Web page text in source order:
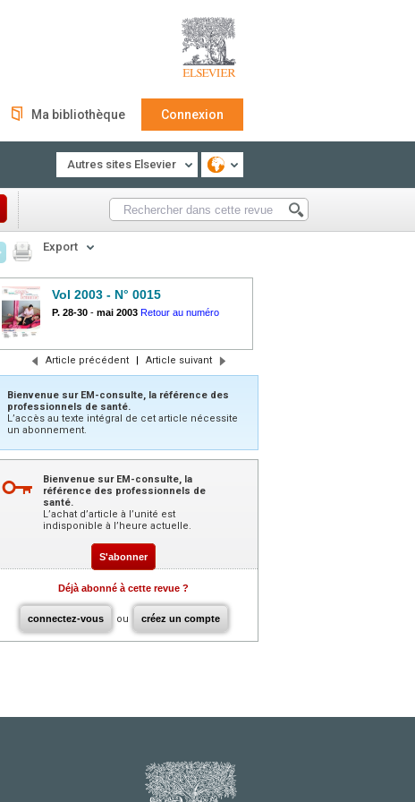
Ma bibliothèque Connexion
Autres sites Elsevier
Export
Vol 2003 - N° 0015
P. 28-30 - mai 2003 Retour au numéro
Article précédent | Article suivant
Bienvenue sur EM-consulte, la référence des
professionnels de santé.
L’accès au texte intégral de cet article nécessite
un abonnement.
Bienvenue sur EM-consulte, la
référence des professionnels de
santé.
L’achat d’article à l’unité est
indisponible à l’heure actuelle.
S'abonner
Déjà abonné à cette revue ?
connectez-vous ou créez un compte